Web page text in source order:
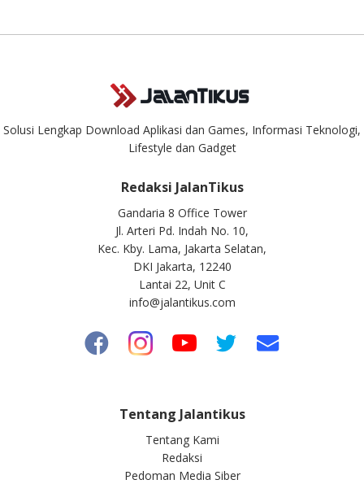
Solusi Lengkap Download Aplikasi dan Games, Informasi Teknologi,
Lifestyle dan Gadget
Redaksi JalanTikus
Gandaria 8 Office Tower
Jl. Arteri Pd. Indah No. 10,
Kec. Kby. Lama, Jakarta Selatan,
DKI Jakarta, 12240
Lantai 22, Unit C
info@jalantikus.com
Tentang Jalantikus
Tentang Kami
Redaksi
Pedoman Media Siber